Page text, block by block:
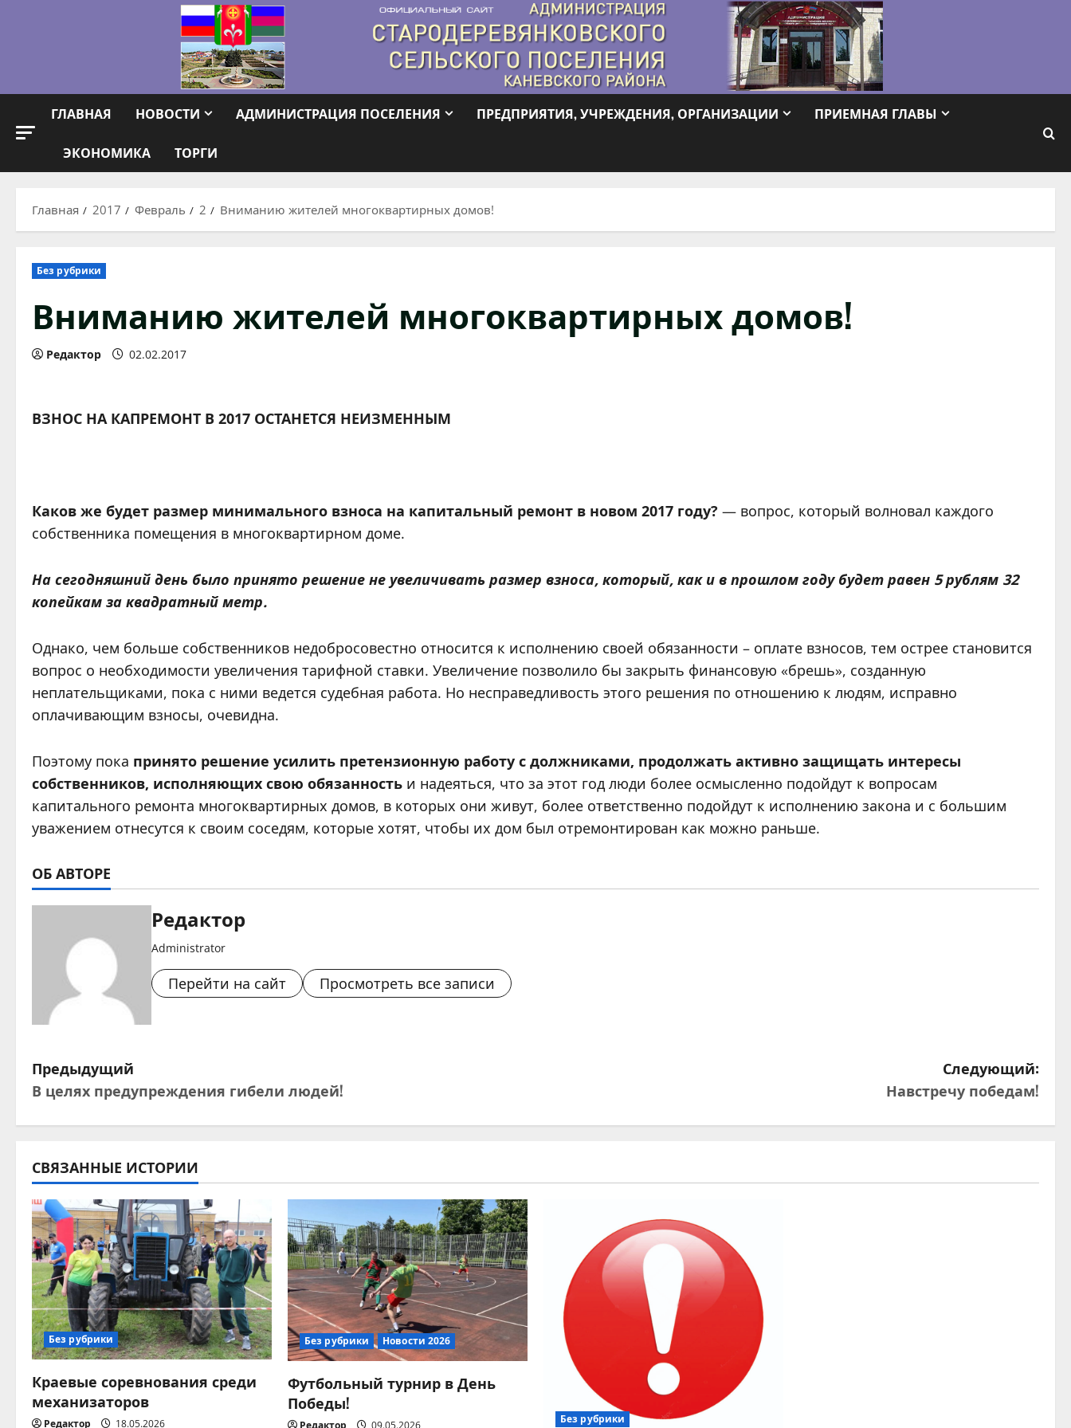
ГЛАВНАЯ НОВОСТИ АДМИНИСТРАЦИЯ ПОСЕЛЕНИЯ ПРЕДПРИЯТИЯ, УЧРЕЖДЕНИЯ, ОРГАНИЗАЦИИ ПРИЕМНАЯ ГЛАВЫ
ЭКОНОМИКА ТОРГИ
Главная 2017 Февраль 2 Вниманию жителей многоквартирных домов!
Без рубрики
Вниманию жителей многоквартирных домов!
Редактор 02.02.2017
ВЗНОС НА КАПРЕМОНТ В 2017 ОСТАНЕТСЯ НЕИЗМЕННЫМ
Каков же будет размер минимального взноса на капитальный ремонт в новом 2017 году? — вопрос, который волновал каждого
собственника помещения в многоквартирном доме.
На сегодняшний день было принято решение не увеличивать размер взноса, который, как и в прошлом году будет равен 5 рублям 32
копейкам за квадратный метр.
Однако, чем больше собственников недобросовестно относится к исполнению своей обязанности – оплате взносов, тем острее становится
вопрос о необходимости увеличения тарифной ставки. Увеличение позволило бы закрыть финансовую «брешь», созданную
неплательщиками, пока с ними ведется судебная работа. Но несправедливость этого решения по отношению к людям, исправно
оплачивающим взносы, очевидна.
Поэтому пока принято решение усилить претензионную работу с должниками, продолжать активно защищать интересы
собственников, исполняющих свою обязанность и надеяться, что за этот год люди более осмысленно подойдут к вопросам
капитального ремонта многоквартирных домов, в которых они живут, более ответственно подойдут к исполнению закона и с большим
уважением отнесутся к своим соседям, которые хотят, чтобы их дом был отремонтирован как можно раньше.
ОБ АВТОРЕ
Редактор
Administrator
Перейти на сайт Просмотреть все записи
Н
а
в
и
г
а
ц
и
я
п
о
Предыдущий
В целях предупреждения гибели людей!
Следующий:
Навстречу победам!
СВЯЗАННЫЕ ИСТОРИИ
Без рубрики
Краевые соревнования среди
механизаторов
Редактор 18.05.2026
Без рубрики Новости 2026
Футбольный турнир в День
Победы!
Редактор 09.05.2026 Без рубрики